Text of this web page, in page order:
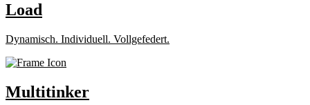
Load
Dynamisch. Individuell. Vollgefedert.
Multitinker